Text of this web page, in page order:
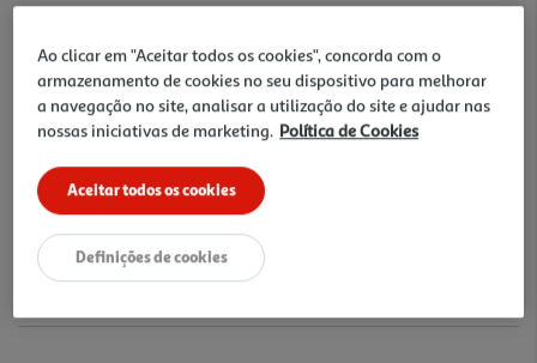
+0,10 € Depósito
Notas de preparação
Ao clicar em "Aceitar todos os cookies", concorda com o
armazenamento de cookies no seu dispositivo para melhorar
a navegação no site, analisar a utilização do site e ajudar nas
nossas iniciativas de marketing. Política de Cookies
Aceitar todos os cookies
Definições de cookies